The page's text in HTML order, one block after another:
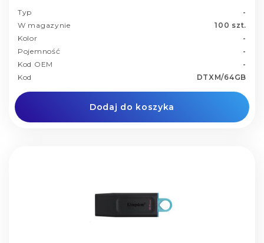
Typ
-
W magazynie
100 szt.
Kolor
-
Pojemność
-
Kod OEM
-
Kod
DTXM/64GB
Dodaj do koszyka